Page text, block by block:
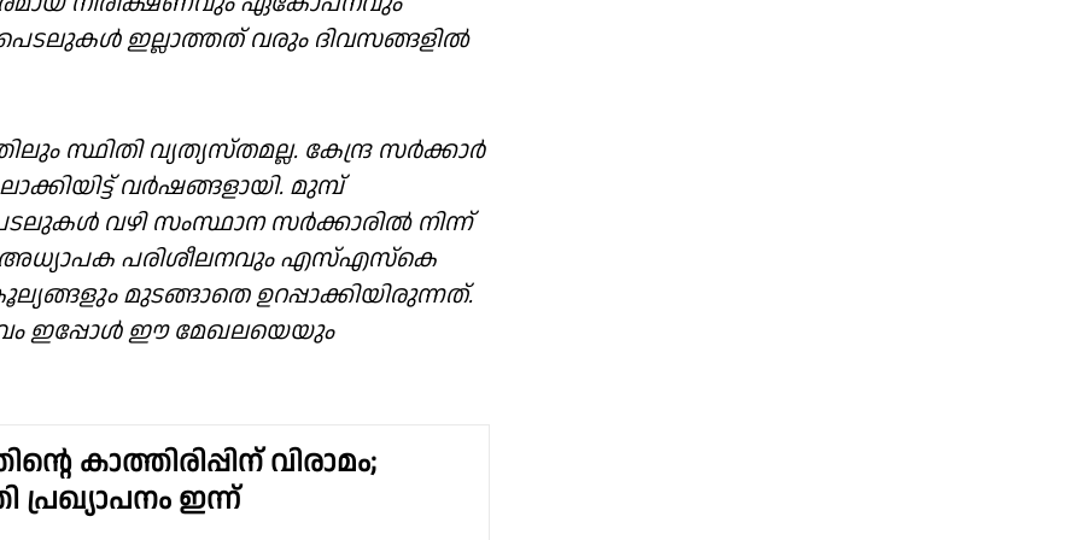
ഇല്ലാത്തത് വരും ദിവസങ്ങളിൽ
സ്ഥിതി വ്യത്യസ്തമല്ല. കേന്ദ്ര സർക്കാർ
വർഷങ്ങളായി. മുമ്പ്
വഴി സംസ്ഥാന സർക്കാരിൽ നിന്ന്
അധ്യാപക പരിശീലനവും എസ്എസ്കെ
മുടങ്ങാതെ ഉറപ്പാക്കിയിരുന്നത്.
ഇപ്പോൾ ഈ മേഖലയെയും
കാത്തിരിപ്പിന് വിരാമം;
പ്രഖ്യാപനം ഇന്ന്